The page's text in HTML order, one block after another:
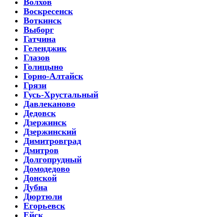
Воскресенск
Воткинск
Выборг
Гатчина
Геленджик
Глазов
Голицыно
Горно-Алтайск
Грязи
Гусь-Хрустальный
Давлеканово
Дедовск
Дзержинск
Дзержинский
Димитровград
Дмитров
Долгопрудный
Домодедово
Донской
Дубна
Дюртюли
Егорьевск
Ейск